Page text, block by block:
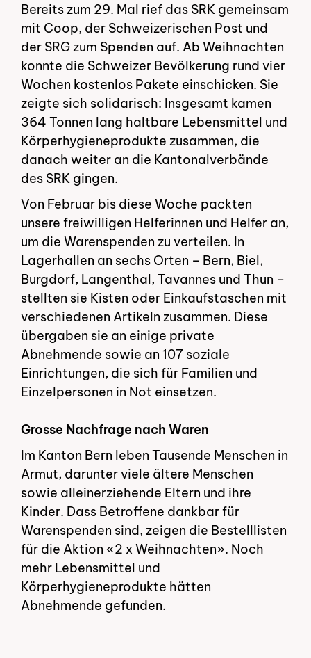
Bereits zum 29. Mal rief das SRK gemeinsam
mit Coop, der Schweizerischen Post und
der SRG zum Spenden auf. Ab Weihnachten
konnte die Schweizer Bevölkerung rund vier
Wochen kostenlos Pakete einschicken. Sie
zeigte sich solidarisch: Insgesamt kamen
364 Tonnen lang haltbare Lebensmittel und
Körperhygieneprodukte zusammen, die
danach weiter an die Kantonalverbände
des SRK gingen.
Von Februar bis diese Woche packten
unsere freiwilligen Helferinnen und Helfer an,
um die Warenspenden zu verteilen. In
Lagerhallen an sechs Orten – Bern, Biel,
Burgdorf, Langenthal, Tavannes und Thun –
stellten sie Kisten oder Einkaufstaschen mit
verschiedenen Artikeln zusammen. Diese
übergaben sie an einige private
Abnehmende sowie an 107 soziale
Einrichtungen, die sich für Familien und
Einzelpersonen in Not einsetzen.
Grosse Nachfrage nach Waren
Im Kanton Bern leben Tausende Menschen in
Armut, darunter viele ältere Menschen
sowie alleinerziehende Eltern und ihre
Kinder. Dass Betroffene dankbar für
Warenspenden sind, zeigen die Bestelllisten
für die Aktion «2 x Weihnachten». Noch
mehr Lebensmittel und
Körperhygieneprodukte hätten
Abnehmende gefunden.